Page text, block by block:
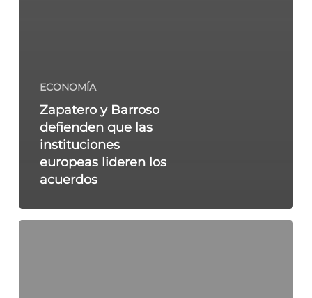
ECONOMÍA
Zapatero y Barroso
defienden que las
instituciones
europeas lideren los
acuerdos